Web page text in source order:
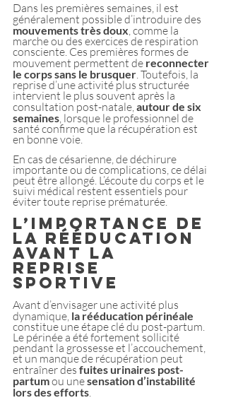
Dans les premières semaines, il est
généralement possible d’introduire des
mouvements très doux, comme la
marche ou des exercices de respiration
consciente. Ces premières formes de
mouvement permettent de reconnecter
le corps sans le brusquer. Toutefois, la
reprise d’une activité plus structurée
intervient le plus souvent après la
consultation post-natale, autour de six
semaines, lorsque le professionnel de
santé confirme que la récupération est
en bonne voie.
En cas de césarienne, de déchirure
importante ou de complications, ce délai
peut être allongé. L’écoute du corps et le
suivi médical restent essentiels pour
éviter toute reprise prématurée.
L’importance de
la rééducation
avant la
reprise
sportive
Avant d’envisager une activité plus
dynamique, la rééducation périnéale
constitue une étape clé du post-partum.
Le périnée a été fortement sollicité
pendant la grossesse et l’accouchement,
et un manque de récupération peut
entraîner des fuites urinaires post-
partum ou une sensation d’instabilité
lors des efforts.